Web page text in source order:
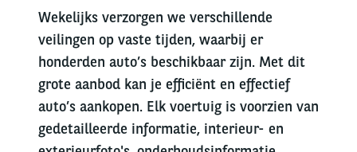
Wekelijks verzorgen we verschillende
veilingen op vaste tijden, waarbij er
honderden auto’s beschikbaar zijn. Met dit
grote aanbod kan je efficiënt en effectief
auto’s aankopen. Elk voertuig is voorzien van
gedetailleerde informatie, interieur- en